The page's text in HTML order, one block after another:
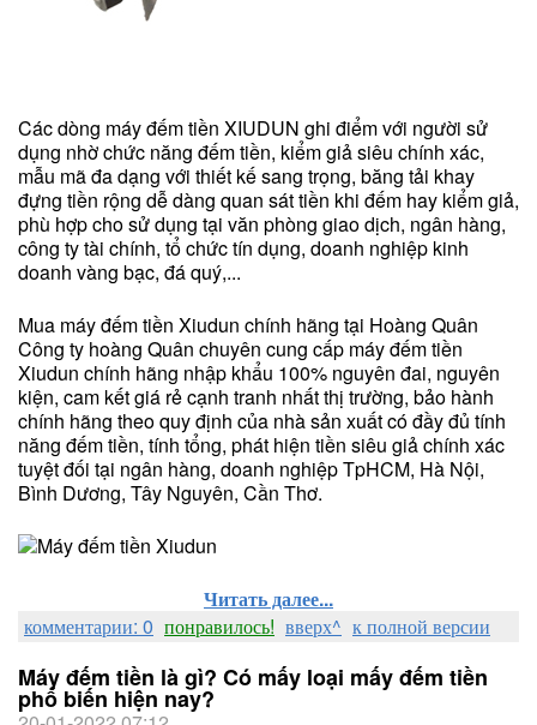
Các dòng máy đếm tiền XIUDUN ghi điểm với người sử
dụng nhờ chức năng đếm tiền, kiểm giả siêu chính xác,
mẫu mã đa dạng với thiết kế sang trọng, băng tải khay
đựng tiền rộng dễ dàng quan sát tiền khi đếm hay kiểm giả,
phù hợp cho sử dụng tại văn phòng giao dịch, ngân hàng,
công ty tài chính, tổ chức tín dụng, doanh nghiệp kinh
doanh vàng bạc, đá quý,...
Mua máy đếm tiền Xiudun chính hãng tại Hoàng Quân
Công ty hoàng Quân chuyên cung cấp máy đếm tiền
Xiudun chính hãng nhập khẩu 100% nguyên đai, nguyên
kiện, cam kết giá rẻ cạnh tranh nhất thị trường, bảo hành
chính hãng theo quy định của nhà sản xuất có đầy đủ tính
năng đếm tiền, tính tổng, phát hiện tiền siêu giả chính xác
tuyệt đối tại ngân hàng, doanh nghiệp TpHCM, Hà Nội,
Bình Dương, Tây Nguyên, Cần Thơ.
Читать далее...
комментарии: 0 понравилось! вверх^ к полной версии
Máy đếm tiền là gì? Có mấy loại mấy đếm tiền
phổ biến hiện nay?